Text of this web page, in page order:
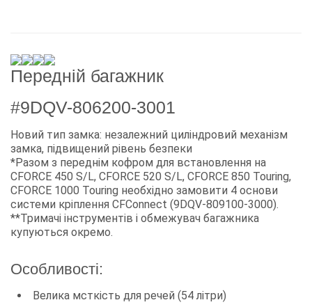
Передній багажник
#9DQV-806200-3001
Новий тип замка: незалежний циліндровий механізм
замка, підвищений рівень безпеки
*Разом з переднім кофром для встановлення на
CFORCE 450 S/L, CFORCE 520 S/L, CFORCE 850 Touring,
CFORCE 1000 Touring необхідно замовити 4 основи
системи кріплення CFConnect (9DQV-809100-3000).
**Тримачі інструментів і обмежувач багажника
купуються окремо.
Особливості:
Велика мсткість для речей (54 літри)